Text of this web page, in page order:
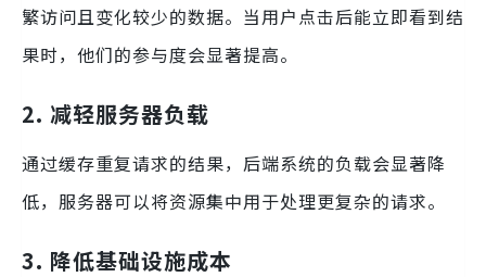
繁访问且变化较少的数据。当用户点击后能立即看到结
果时，他们的参与度会显著提高。
2. 减轻服务器负载
通过缓存重复请求的结果，后端系统的负载会显著降
低，服务器可以将资源集中用于处理更复杂的请求。
3. 降低基础设施成本